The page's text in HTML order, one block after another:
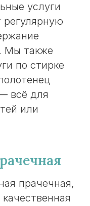
услуги
Мы также
по стирке
всё для
или
прачечная,